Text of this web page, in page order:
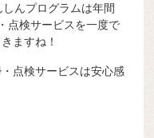
んプログラムは年間
点検サービスを一度で
ますね！
点検サービスは安心感